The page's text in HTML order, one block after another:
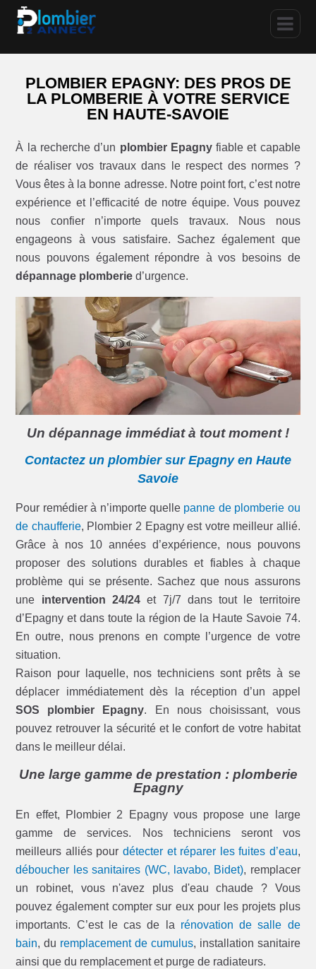
PLOMBIER EPAGNY: DES PROS DE
LA PLOMBERIE À VOTRE SERVICE
EN HAUTE-SAVOIE
À la recherche d’un plombier Epagnyfiable et capable
de réaliser vos travaux dans le respect des normes ?
Vous êtes à la bonne adresse. Notre point fort, c’est notre
expérience et l’efficacité de notre équipe. Vous pouvez
nous confier n’importe quels travaux. Nous nous
engageons à vous satisfaire. Sachez également que
nous pouvons également répondre à vos besoins de
dépannage plomberie d’urgence.
Un dépannage immédiat à tout moment !
Contactez un plombier sur Epagny en Haute
Savoie
Pour remédier à n’importe quelle panne de plomberie ou
de chaufferie, Plombier 2 Epagny est votre meilleur allié.
Grâce à nos 10 années d’expérience, nous pouvons
proposer des solutions durables et fiables à chaque
problème qui se présente. Sachez que nous assurons
une intervention 24/24et 7j/7 dans tout le territoire
d’Epagny et dans toute la région de la Haute Savoie 74.
En outre, nous prenons en compte l’urgence de votre
situation.
Raison pour laquelle, nos techniciens sont prêts à se
déplacer immédiatement dès la réception d’un appel
SOS plombier Epagny. En nous choisissant, vous
pouvez retrouver la sécurité et le confort de votre habitat
dans le meilleur délai.
Une large gamme de prestation : plomberie
Epagny
En effet, Plombier 2 Epagny vous propose une large
gamme de services. Nos techniciens seront vos
meilleurs alliés pour détecter et réparer les fuites d’eau,
déboucher les sanitaires (WC, lavabo, Bidet), remplacer
un robinet, vous n'avez plus d'eau chaude ? Vous
pouvez également compter sur eux pour les projets plus
importants. C’est le cas de la rénovation de salle de
bain, du remplacement de cumulus, installation sanitaire
ainsi que du remplacement et purge de radiateurs.